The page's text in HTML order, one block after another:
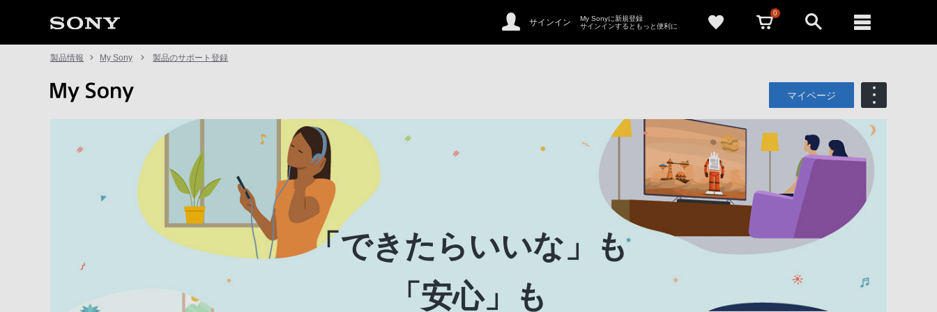
サインイン
My Sonyに新規登録
サインインするともっと便利に
0
製品情報 My Sony 製品のサポート登録
マイページ
「できたらいいな」も
「安心」も